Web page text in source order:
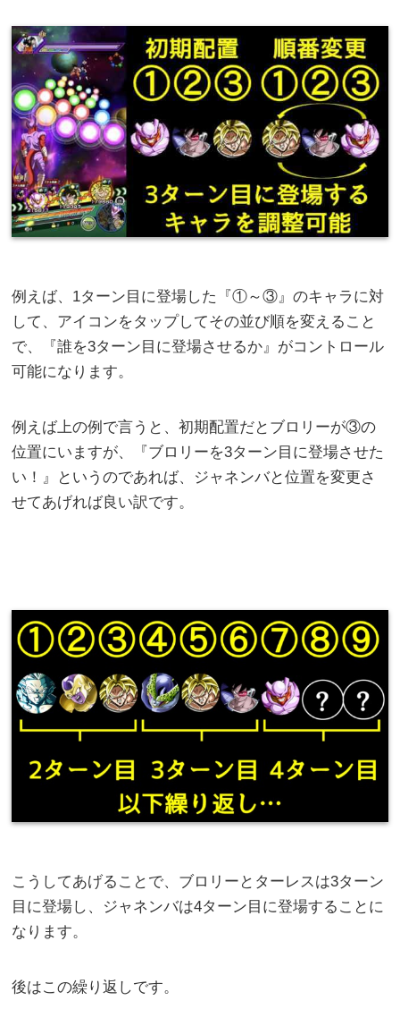
例えば、1ターン目に登場した『①～③』のキャラに対
して、アイコンをタップしてその並び順を変えること
で、『誰を3ターン目に登場させるか』がコントロール
可能になります。
例えば上の例で言うと、初期配置だとブロリーが③の
位置にいますが、『ブロリーを3ターン目に登場させた
い！』というのであれば、ジャネンバと位置を変更さ
せてあげれば良い訳です。
こうしてあげることで、ブロリーとターレスは3ターン
目に登場し、ジャネンバは4ターン目に登場することに
なります。
後はこの繰り返しです。